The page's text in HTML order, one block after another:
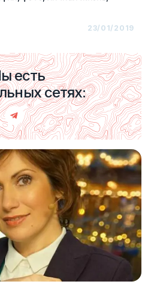
23/01/2019
есть
сетях: